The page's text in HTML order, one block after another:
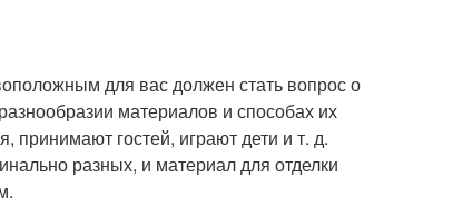
для вас должен стать вопрос о
материалов и способах их
принимают гостей, играют дети и т. д.
разных, и материал для отделки